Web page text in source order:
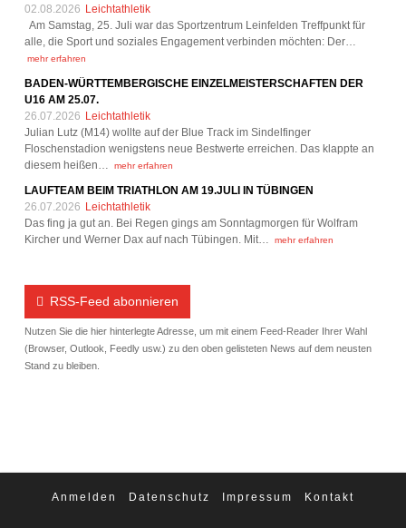
02.08.2026 Leichtathletik
Am Samstag, 25. Juli war das Sportzentrum Leinfelden Treffpunkt für
alle, die Sport und soziales Engagement verbinden möchten: Der…
mehr erfahren
BADEN-WÜRTTEMBERGISCHE EINZELMEISTERSCHAFTEN DER
U16 AM 25.07.
26.07.2026 Leichtathletik
Julian Lutz (M14) wollte auf der Blue Track im Sindelfinger
Floschenstadion wenigstens neue Bestwerte erreichen. Das klappte an
diesem heißen…
mehr erfahren
LAUFTEAM BEIM TRIATHLON AM 19.JULI IN TÜBINGEN
26.07.2026 Leichtathletik
Das fing ja gut an. Bei Regen gings am Sonntagmorgen für Wolfram
Kircher und Werner Dax auf nach Tübingen. Mit…
mehr erfahren
RSS-Feed abonnieren
Nutzen Sie die hier hinterlegte Adresse, um mit einem Feed-Reader Ihrer Wahl
(Browser, Outlook, Feedly usw.) zu den oben gelisteten News auf dem neusten
Stand zu bleiben.
Anmelden Datenschutz Impressum Kontakt